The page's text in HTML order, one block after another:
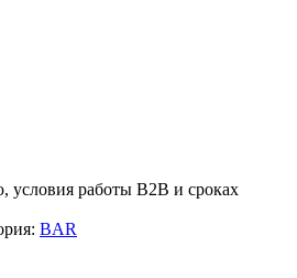
условия работы В2В и сроках
BAR